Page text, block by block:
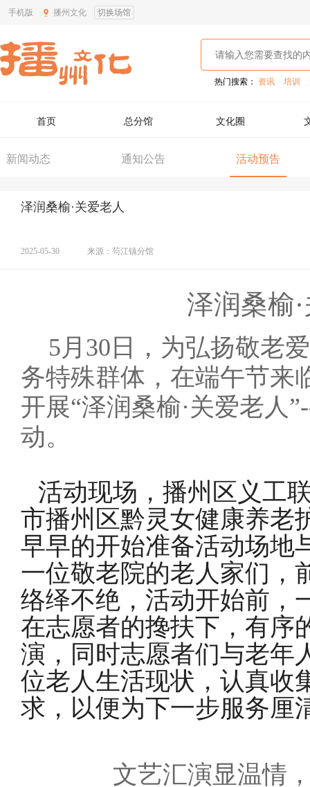
手机版 播州文化 切换场馆
热门搜索： 资讯 培训
首页 总分馆 文化圈
新闻动态 通知公告 活动预告
泽润桑榆·关爱老人
2025-05-30 来源：芶江镇分馆
泽润桑榆
5月30日，为弘扬敬老
务特殊群体，在端午节来
开展“泽润桑榆·关爱老人
动。
活动现场， 播州区义工
市播州区黔灵女健康养老
早早的开始准备活动场地
一位敬老院的老人家们，
络绎不绝，活动开始前，
在志愿者的搀扶下，有序
演 ， 同时志愿者们与老年
位老人生活现状，认真收
求，以便为下一步服务厘
文艺汇演显温情